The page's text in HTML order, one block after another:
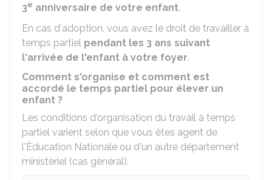
3e anniversaire de votre enfant.
En cas d'adoption, vous avez le droit de travailler à
temps partiel pendant les 3 ans suivant
l'arrivée de l'enfant à votre foyer.
Comment s'organise et comment est
accordé le temps partiel pour élever un
enfant ?
Les conditions d'organisation du travail à temps
partiel varient selon que vous êtes agent de
l'Éducation Nationale ou d'un autre département
ministériel (cas général).